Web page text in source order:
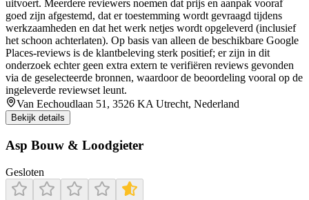
uitvoert. Meerdere reviewers noemen dat prijs en aanpak vooraf
goed zijn afgestemd, dat er toestemming wordt gevraagd tijdens
werkzaamheden en dat het werk netjes wordt opgeleverd (inclusief
het schoon achterlaten). Op basis van alleen de beschikbare Google
Places-reviews is de klantbeleving sterk positief; er zijn in dit
onderzoek echter geen extra extern te verifiëren reviews gevonden
via de geselecteerde bronnen, waardoor de beoordeling vooral op de
ingeleverde reviewset leunt.
Van Eechoudlaan 51, 3526 KA Utrecht, Nederland
Bekijk details
Asp Bouw & Loodgieter
Gesloten